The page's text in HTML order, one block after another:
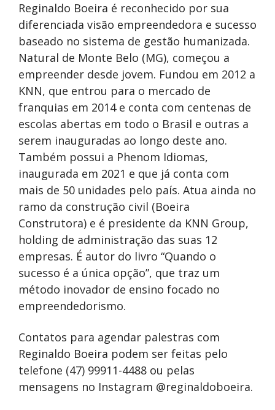
Reginaldo Boeira é reconhecido por sua
diferenciada visão empreendedora e sucesso
baseado no sistema de gestão humanizada.
Natural de Monte Belo (MG), começou a
empreender desde jovem. Fundou em 2012 a
KNN, que entrou para o mercado de
franquias em 2014 e conta com centenas de
escolas abertas em todo o Brasil e outras a
serem inauguradas ao longo deste ano.
Também possui a Phenom Idiomas,
inaugurada em 2021 e que já conta com
mais de 50 unidades pelo país. Atua ainda no
ramo da construção civil (Boeira
Construtora) e é presidente da KNN Group,
holding de administração das suas 12
empresas. É autor do livro “Quando o
sucesso é a única opção”, que traz um
método inovador de ensino focado no
empreendedorismo.
Contatos para agendar palestras com
Reginaldo Boeira podem ser feitas pelo
telefone (47) 99911-4488 ou pelas
mensagens no Instagram @reginaldoboeira.